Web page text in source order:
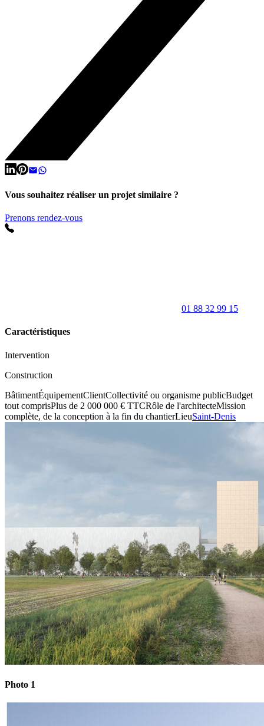
Vous souhaitez réaliser un projet similaire ?
Prenons rendez-vous
01 88 32 99 15
Caractéristiques
Intervention
Construction
BâtimentÉquipementClientCollectivité ou organisme publicBudget
tout comprisPlus de 2 000 000 € TTCRôle de l'architecteMission
complète, de la conception à la fin du chantierLieuSaint-Denis
Photo 1